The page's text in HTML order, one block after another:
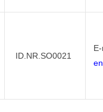
ID.NR.SO0021